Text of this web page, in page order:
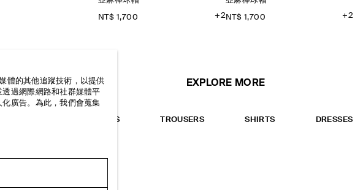
NT$ 1,700 +2 NT$ 1,700 +2
EXPLORE MORE
TOPS TROUSERS SHIRTS DRESSES
體的其他追蹤技術，以提供
過網際網路和社群媒體平
廣告。為此，我們會蒐集